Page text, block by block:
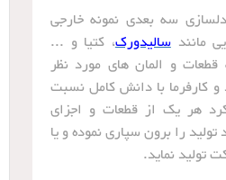
سه بعدی نمونه خارجی
مانندسالیدورک، کتیا و ...
قطعات و المان های مورد نظر
کارفرما با دانش کامل نسبت
هر یک از قطعات و اجزای
تولید را برون سپاری نموده و یا
تولید نماید.